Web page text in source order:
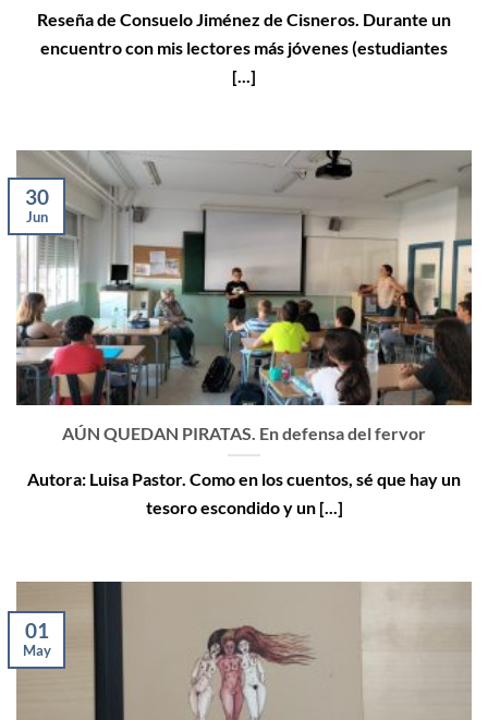
Reseña de Consuelo Jiménez de Cisneros. Durante un
encuentro con mis lectores más jóvenes (estudiantes
[...]
AÚN QUEDAN PIRATAS. En defensa del fervor
Autora: Luisa Pastor. Como en los cuentos, sé que hay un
tesoro escondido y un [...]
30
Jun
01
May